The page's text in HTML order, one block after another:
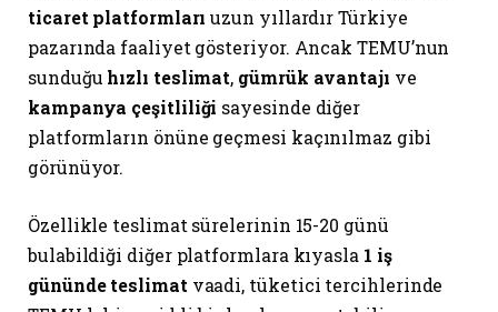
ticaret platformları uzun yıllardır Türkiye
pazarında faaliyet gösteriyor. Ancak TEMU’nun
sunduğu hızlı teslimat, gümrük avantajı ve
kampanya çeşitliliği sayesinde diğer
platformların önüne geçmesi kaçınılmaz gibi
görünüyor.
Özellikle teslimat sürelerinin 15-20 günü
bulabildiği diğer platformlara kıyasla 1 iş
gününde teslimat vaadi, tüketici tercihlerinde